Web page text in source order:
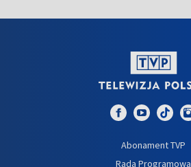
Abonament TVP
Rada Programowa